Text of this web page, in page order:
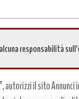
responsabilità
autorizzi il sito